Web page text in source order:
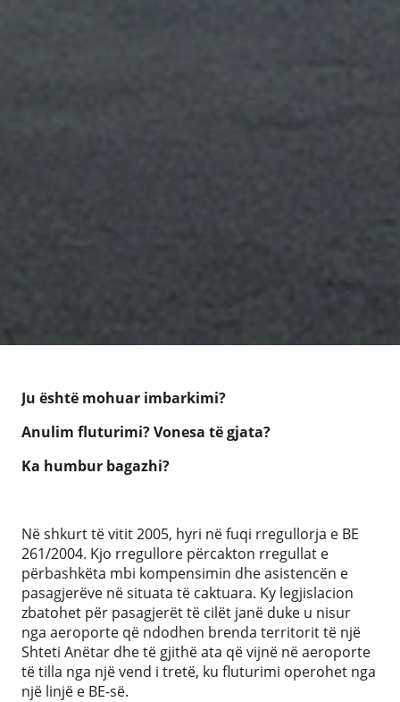
Ju është mohuar imbarkimi?
Anulim fluturimi? Vonesa të gjata?
Ka humbur bagazhi?
Në shkurt të vitit 2005, hyri në fuqi rregullorja e BE
261/2004. Kjo rregullore përcakton rregullat e
përbashkëta mbi kompensimin dhe asistencën e
pasagjerëve në situata të caktuara. Ky legjislacion
zbatohet për pasagjerët të cilët janë duke u nisur
nga aeroporte që ndodhen brenda territorit të një
Shteti Anëtar dhe të gjithë ata që vijnë në aeroporte
të tilla nga një vend i tretë, ku fluturimi operohet nga
një linjë e BE-së.